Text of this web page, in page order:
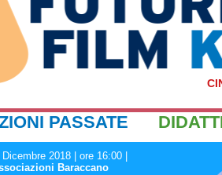
PASSATE
2018 | ore 16:00
Baraccano